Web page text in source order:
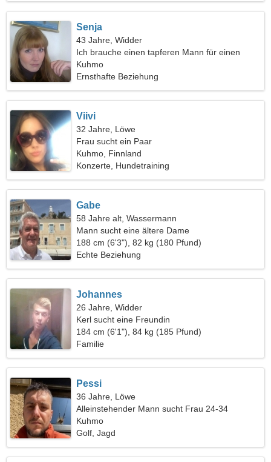
Senja
43 Jahre, Widder
Ich brauche einen tapferen Mann für einen
gemeinsamen Spaziergang
Kuhmo
Ernsthafte Beziehung
Viivi
32 Jahre, Löwe
Frau sucht ein Paar
Kuhmo, Finnland
Konzerte, Hundetraining
Gabe
58 Jahre alt, Wassermann
Mann sucht eine ältere Dame
188 cm (6'3"), 82 kg (180 Pfund)
Echte Beziehung
Johannes
26 Jahre, Widder
Kerl sucht eine Freundin
184 cm (6'1"), 84 kg (185 Pfund)
Familie
Pessi
36 Jahre, Löwe
Alleinstehender Mann sucht Frau 24-34
Kuhmo
Golf, Jagd